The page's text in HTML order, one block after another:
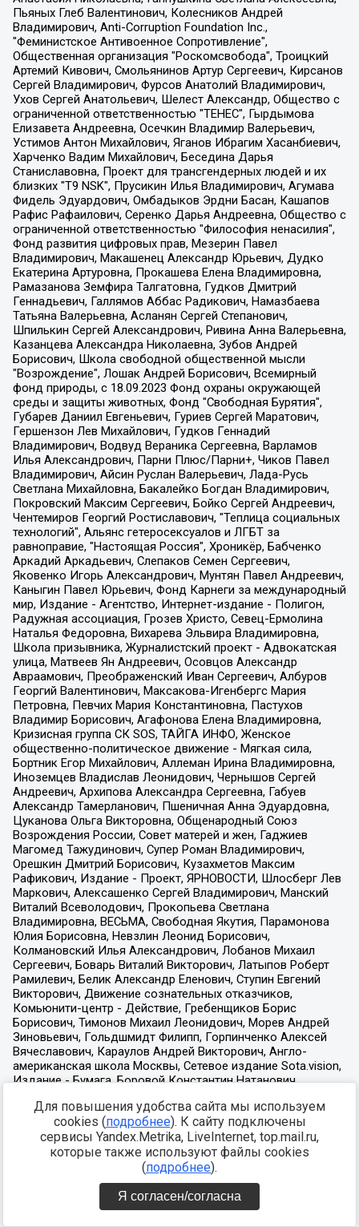
Для повышения удобства сайта мы используем
cookies (подробнее). К сайту подключены
сервисы Yandex.Metrika, LiveInternet, top.mail.ru,
которые также используют файлы cookies
(подробнее).
Я согласен/согласна